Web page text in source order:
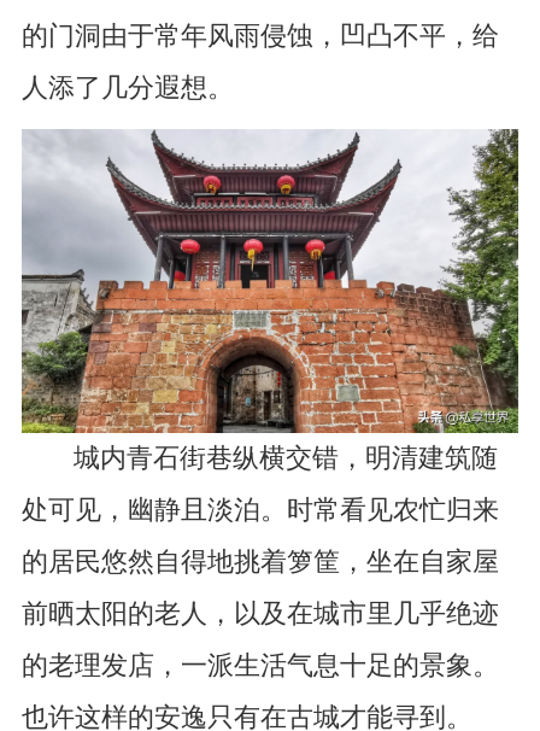
的门洞由于常年风雨侵蚀，凹凸不平，给
人添了几分遐想。
城内青石街巷纵横交错，明清建筑随
处可见，幽静且淡泊。时常看见农忙归来
的居民悠然自得地挑着箩筐，坐在自家屋
前晒太阳的老人，以及在城市里几乎绝迹
的老理发店，一派生活气息十足的景象。
也许这样的安逸只有在古城才能寻到。